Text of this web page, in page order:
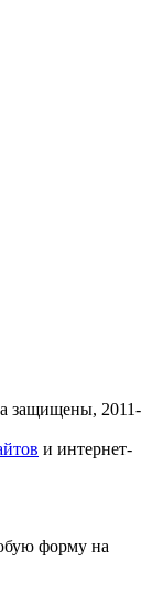
защищены, 2011-
и интернет-
форму на